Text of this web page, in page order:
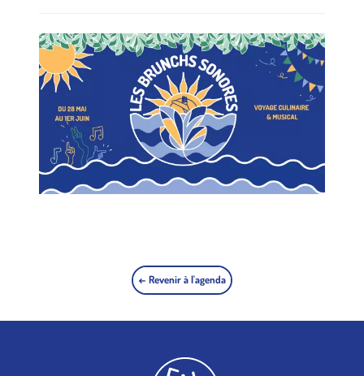
← Revenir à l'agenda